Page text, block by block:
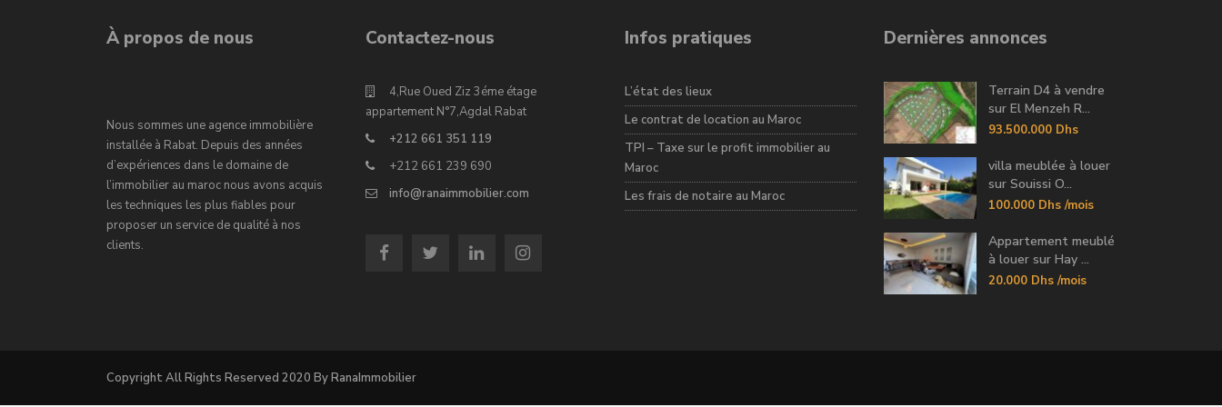
À propos de nous
Nous sommes une agence immobilière
installée à Rabat. Depuis des années
d’expériences dans le domaine de
l’immobilier au maroc nous avons acquis
les techniques les plus fiables pour
proposer un service de qualité à nos
clients.
Contactez-nous
4,Rue Oued Ziz 3éme étage
appartement N°7,Agdal Rabat
+212 661 351 119
+212 661 239 690
info@ranaimmobilier.com
Infos pratiques
L’état des lieux
Le contrat de location au Maroc
TPI – Taxe sur le profit immobilier au
Maroc
Les frais de notaire au Maroc
Dernières annonces
Terrain D4 à vendre
sur El Menzeh R...
93.500.000 Dhs
villa meublée à louer
sur Souissi O...
100.000 Dhs /mois
Appartement meublé
à louer sur Hay ...
20.000 Dhs /mois
Copyright All Rights Reserved 2020 By RanaImmobilier